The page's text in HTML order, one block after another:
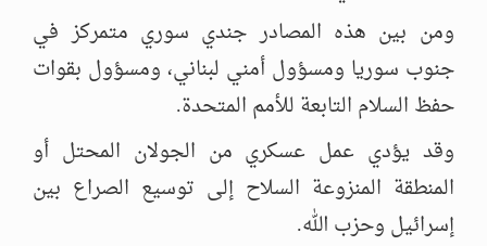
ومن بين هذه المصادر جندي سوري متمركز في
جنوب سوريا ومسؤول أمني لبناني، ومسؤول بقوات
حفظ السلام التابعة للأمم المتحدة.
وقد يؤدي عمل عسكري من الجولان المحتل أو
المنطقة المنزوعة السلاح إلى توسيع الصراع بين
إسرائيل وحزب الله.